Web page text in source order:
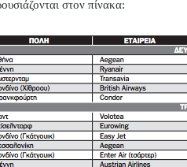
στον πίνακα: